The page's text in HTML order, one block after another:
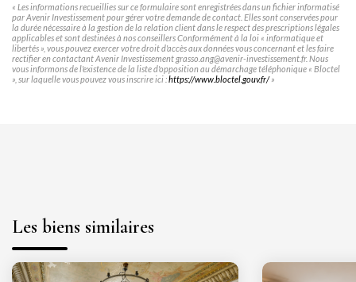
« Les informations recueillies sur ce formulaire sont enregistrées dans un fichier informatisé
par Avenir Investissement pour gérer votre demande de contact. Elles sont conservées pour
la durée nécessaire à la gestion de la relation client dans le respect des prescriptions légales
applicables et sont destinées à nos conseillers Conformément à la loi « informatique et
libertés », vous pouvez exercer votre droit d'accès aux données vous concernant et les faire
rectifier en contactant Avenir Investissement grasso.ang@avenir-investissement.fr. Nous
vous informons de l'existence de la liste d'opposition au démarchage téléphonique « Bloctel
», sur laquelle vous pouvez vous inscrire ici :https://www.bloctel.gouv.fr/»
Les biens similaires